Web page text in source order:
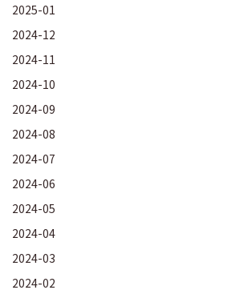
2025-01
2024-12
2024-11
2024-10
2024-09
2024-08
2024-07
2024-06
2024-05
2024-04
2024-03
2024-02